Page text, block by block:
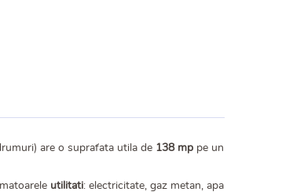
are o suprafata utila de 138 mp pe un
utilitati: electricitate, gaz metan, apa